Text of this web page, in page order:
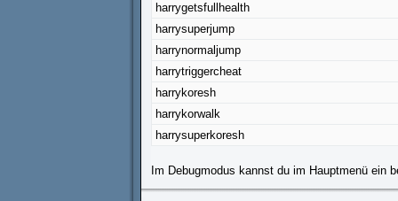
harrygetsfullhealth
harrysuperjump
harrynormaljump
harrytriggercheat
harrykoresh
harrykorwalk
harrysuperkoresh
Im Debugmodus kannst du im Hauptmenü ein